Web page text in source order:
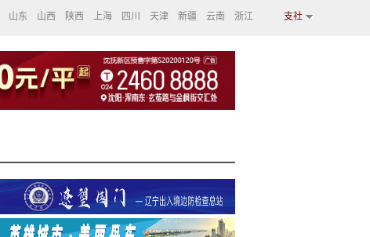
山东 山西 陕西 上海 四川 天津 新疆 云南 浙江 支社